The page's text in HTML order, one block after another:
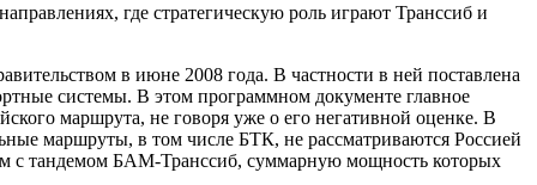
где стратегическую роль играют Транссиб и
в июне 2008 года. B частности в ней поставлена
системы. B этом программном документе главное
маршрута, не говоря уже о его негативной оценке. B
маршруты, в том числе БТК, не рассматриваются Россией
с тандемом БАМ-Транссиб, суммарную мощность которых